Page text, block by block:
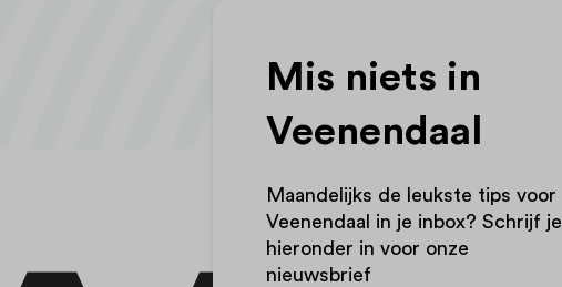
Mis niets in
Veenendaal
Maandelijks de leukste tips voor
Veenendaal in je inbox? Schrijf je
hieronder in voor onze
nieuwsbrief